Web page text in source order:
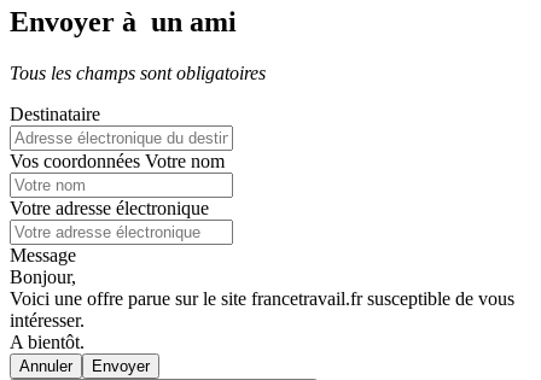
Envoyer à un ami
Tous les champs sont obligatoires
Destinataire
Vos coordonnées Votre nom
Votre adresse électronique
Message
Bonjour,
Voici une offre parue sur le site francetravail.fr susceptible de vous
intéresser.
A bientôt.
Annuler